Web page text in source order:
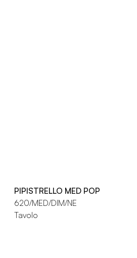
PIPISTRELLO MED POP
620/MED/DIM/NE
Tavolo